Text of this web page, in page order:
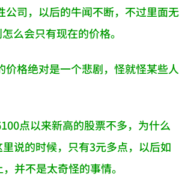
公司，以后的牛闻不断，不过里面无
么会只有现在的价格。
价格绝对是一个悲剧，怪就怪某些人
点以来新高的股票不多，为什么
说的时候，只有3元多点，以后如
并不是太奇怪的事情。